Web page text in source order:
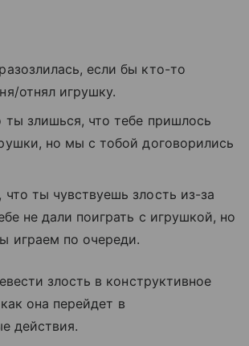
если бы кто-то
отнял игрушку.
ты злишься, что тебе пришлось
но мы с тобой договорились
ты чувствуешь злость из-за
не дали поиграть с игрушкой, но
играем по очереди.
злость в конструктивное
она перейдет в
действия.